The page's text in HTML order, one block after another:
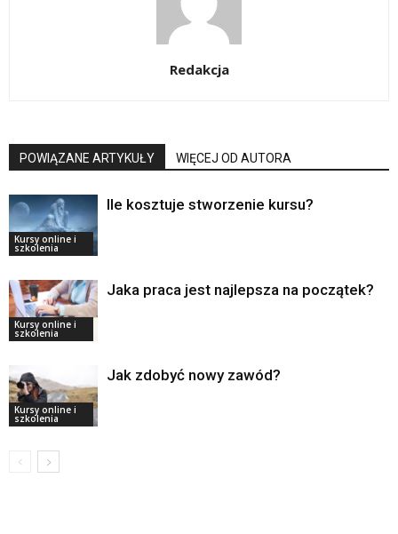
Redakcja
POWIĄZANE ARTYKUŁY WIĘCEJ OD AUTORA
Kursy online i
szkolenia
Ile kosztuje stworzenie kursu?
Kursy online i
szkolenia
Jaka praca jest najlepsza na początek?
Kursy online i
szkolenia
Jak zdobyć nowy zawód?